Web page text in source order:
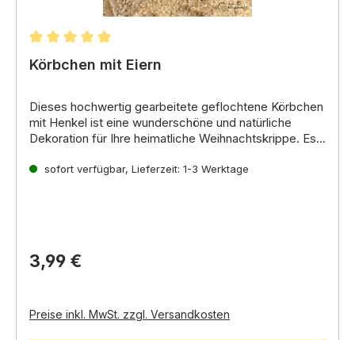
Durchschnittliche Bewertung von 5 von 5 Sternen
Körbchen mit Eiern
Dieses hochwertig gearbeitete geflochtene Körbchen
mit Henkel ist eine wunderschöne und natürliche
Dekoration für Ihre heimatliche Weihnachtskrippe. Es
detaillierter und lebendiger machen.Die Eier sind ca.
sofort verfügbar, Lieferzeit: 1-3 Werktage
3,99 €
Preise inkl. MwSt. zzgl. Versandkosten